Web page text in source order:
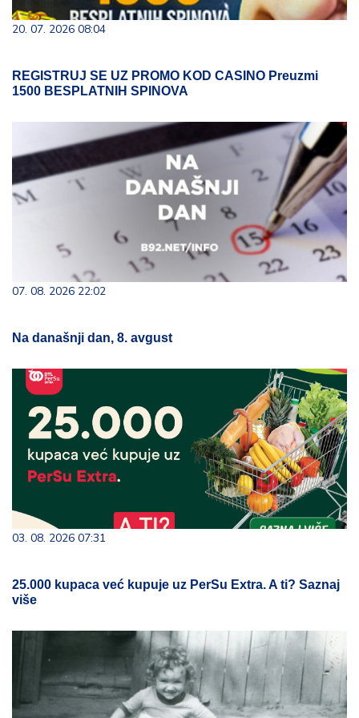
20. 07. 2026 08:04
REGISTRUJ SE UZ PROMO KOD CASINO Preuzmi
1500 BESPLATNIH SPINOVA
07. 08. 2026 22:02
Na današnji dan, 8. avgust
03. 08. 2026 07:31
25.000 kupaca već kupuje uz PerSu Extra. A ti? Saznaj
više